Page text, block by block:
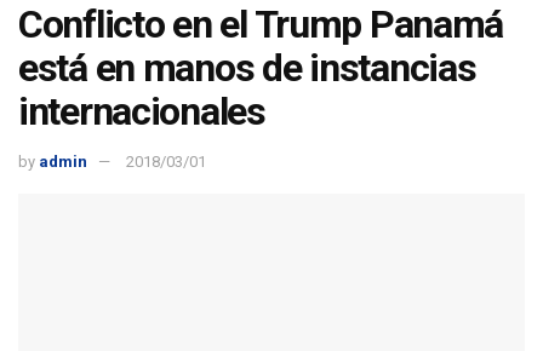
Conflicto en el Trump Panamá
está en manos de instancias
internacionales
by admin 2018/03/01